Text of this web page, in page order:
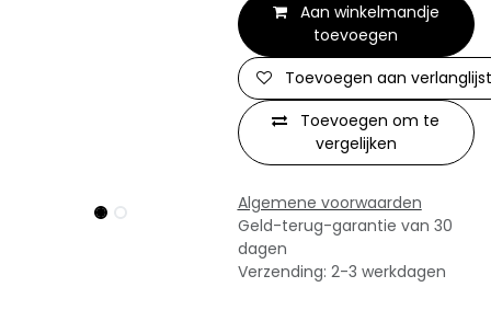
Aan winkelmandje
toevoegen
Toevoegen om te
vergelijken
Toevoegen aan verlanglijst
Algemene voorwaarden
Geld-terug-garantie van 30
dagen
Verzending: 2-3 werkdagen